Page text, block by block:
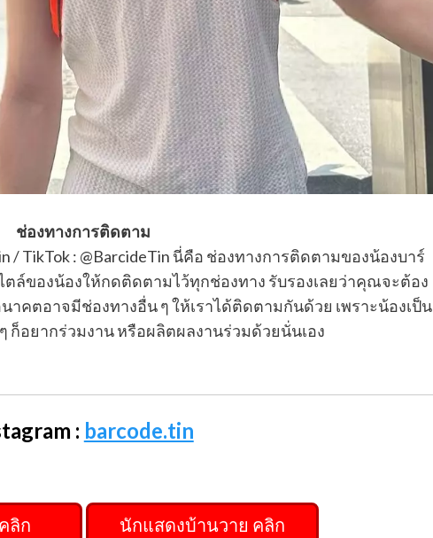
ช่องทางการติดตาม
/ TikTok : @BarcideTin นี่คือ ช่องทางการติดตามของน้องบาร์
ล์ของน้องให้กดติดตามไว้ทุกช่องทาง รับรองเลยว่าคุณจะต้อง
คตอาจมีช่องทางอื่น ๆ ให้เราได้ติดตามกันด้วย เพราะน้องเป็น
ก็อยากร่วมงาน หรือผลิตผลงานร่วมด้วยนั่นเอง
: barcode.tin
คลิก นักแสดงบ้านวาย คลิก